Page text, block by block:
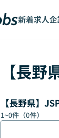
新着求人
【長野
【長野県】
1~0件（0件）